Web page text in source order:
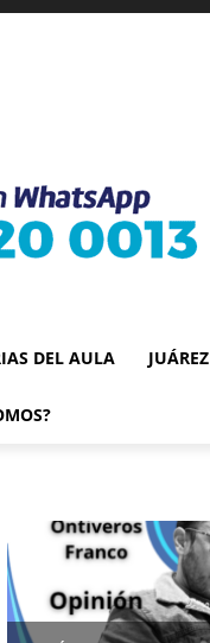
DEL AULA JUÁREZ